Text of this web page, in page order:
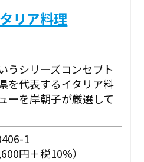
リア料理
うシリーズコンセプト
を代表するイタリア料
ーを岸朝子が厳選して
1
円＋税10%）